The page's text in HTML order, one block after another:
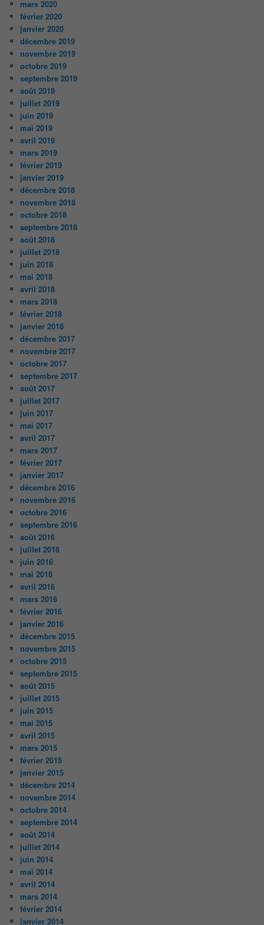
mars 2020
février 2020
janvier 2020
décembre 2019
novembre 2019
octobre 2019
septembre 2019
août 2019
juillet 2019
juin 2019
mai 2019
avril 2019
mars 2019
février 2019
janvier 2019
décembre 2018
novembre 2018
octobre 2018
septembre 2018
août 2018
juillet 2018
juin 2018
mai 2018
avril 2018
mars 2018
février 2018
janvier 2018
décembre 2017
novembre 2017
octobre 2017
septembre 2017
août 2017
juillet 2017
juin 2017
mai 2017
avril 2017
mars 2017
février 2017
janvier 2017
décembre 2016
novembre 2016
octobre 2016
septembre 2016
août 2016
juillet 2016
juin 2016
mai 2016
avril 2016
mars 2016
février 2016
janvier 2016
décembre 2015
novembre 2015
octobre 2015
septembre 2015
août 2015
juillet 2015
juin 2015
mai 2015
avril 2015
mars 2015
février 2015
janvier 2015
décembre 2014
novembre 2014
octobre 2014
septembre 2014
août 2014
juillet 2014
juin 2014
mai 2014
avril 2014
mars 2014
février 2014
janvier 2014